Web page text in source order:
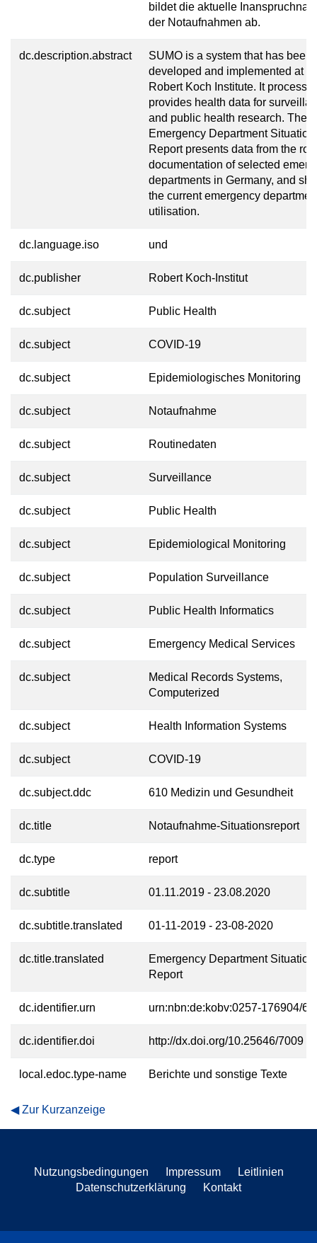
bildet die aktuelle
der Notaufnahmen ab.
dc.description.abstract
SUMO is a system that has been
developed and implemented at
Robert Koch Institute. It
provides health data for
and public health research. The
Emergency Department Situation
Report presents data from the
documentation of selected
departments in Germany, and
the current emergency
utilisation.
dc.language.iso und
dc.publisher Robert Koch-Institut
dc.subject Public Health
dc.subject COVID-19
dc.subject Epidemiologisches Monitoring
dc.subject Notaufnahme
dc.subject Routinedaten
dc.subject Surveillance
dc.subject Public Health
dc.subject Epidemiological Monitoring
dc.subject Population Surveillance
dc.subject Public Health Informatics
dc.subject Emergency Medical Services
dc.subject
Medical Records Systems,
Computerized
dc.subject Health Information Systems
dc.subject COVID-19
dc.subject.ddc 610 Medizin und Gesundheit
dc.title Notaufnahme-Situationsreport
dc.type report
dc.subtitle 01.11.2019 - 23.08.2020
dc.subtitle.translated 01-11-2019 - 23-08-2020
dc.title.translated
Emergency Department Situation
Report
dc.identifier.urn urn:nbn:de:kobv:0257-176904/
dc.identifier.doi http://dx.doi.org/10.25646/7009
local.edoc.type-name Berichte und sonstige Texte
Zur Kurzanzeige
Nutzungsbedingungen Impressum
Leitlinien
Datenschutzerklärung
Kontakt